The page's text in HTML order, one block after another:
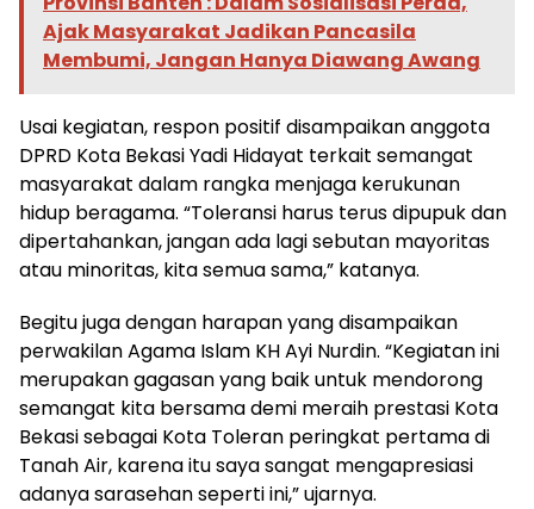
Ajak Masyarakat Jadikan Pancasila
Membumi, Jangan Hanya Diawang Awang
Usai kegiatan, respon positif disampaikan anggota
DPRD Kota Bekasi Yadi Hidayat terkait semangat
masyarakat dalam rangka menjaga kerukunan
hidup beragama. “Toleransi harus terus dipupuk dan
dipertahankan, jangan ada lagi sebutan mayoritas
atau minoritas, kita semua sama,” katanya.
Begitu juga dengan harapan yang disampaikan
perwakilan Agama Islam KH Ayi Nurdin. “Kegiatan ini
merupakan gagasan yang baik untuk mendorong
semangat kita bersama demi meraih prestasi Kota
Bekasi sebagai Kota Toleran peringkat pertama di
Tanah Air, karena itu saya sangat mengapresiasi
adanya sarasehan seperti ini,” ujarnya.